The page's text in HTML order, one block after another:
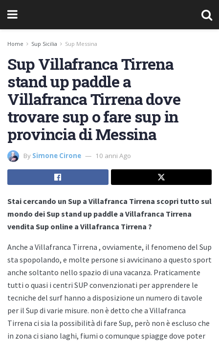
Home Sup Sicilia Sup Messina
Sup Villafranca Tirrena
stand up paddle a
Villafranca Tirrena dove
trovare sup o fare sup in
provincia di Messina
By Simone Cirone 10 anni Ago
Stai cercando un Sup a Villafranca Tirrena scopri tutto sul
mondo dei Sup stand up paddle a Villafranca Tirrena
vendita Sup online a Villafranca Tirrena ?
Anche a Villafranca Tirrena , ovviamente, il fenomeno del Sup
sta spopolando, e molte persone si avvicinano a questo sport
anche soltanto nello spazio di una vacanza. Praticamente
tutti o quasi i centri SUP convenzionati per apprendere le
tecniche del surf hanno a disposizione un numero di tavole
per il Sup di varie misure. non è detto che a Villafranca
Tirrena ci sia la possibilità di fare Sup, però non è escluso che
in zona ci siano laghi, fiumi o comunque spiagge dove poter